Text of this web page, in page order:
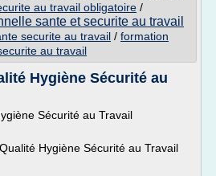
au travail obligatoire /
sante et securite au travail
securite au travail / formation
au travail
Hygiène Sécurité au
Sécurité au Travail
Hygiène Sécurité au Travail